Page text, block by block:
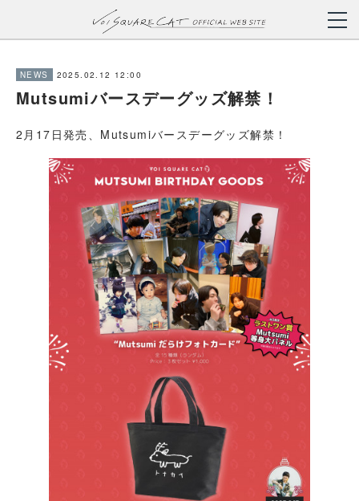
NEWS 2025.02.12 12:00
Mutsumiバースデーグッズ解禁！
2月17日発売、Mutsumiバースデーグッズ解禁！